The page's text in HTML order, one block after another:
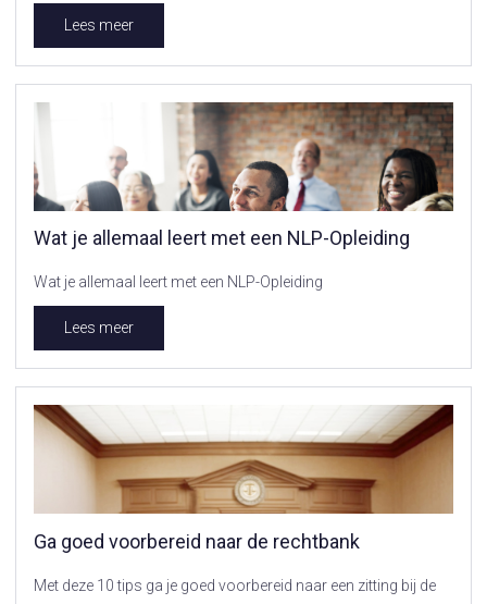
Lees meer
Wat je allemaal leert met een NLP-Opleiding
Wat je allemaal leert met een NLP-Opleiding
Lees meer
Ga goed voorbereid naar de rechtbank
Met deze 10 tips ga je goed voorbereid naar een zitting bij de